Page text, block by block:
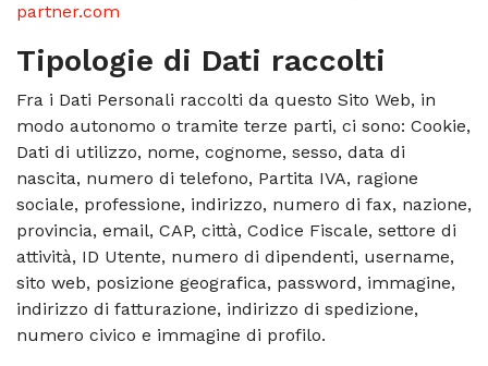
partner.com
Tipologie di Dati raccolti
Fra i Dati Personali raccolti da questo Sito Web, in
modo autonomo o tramite terze parti, ci sono: Cookie,
Dati di utilizzo, nome, cognome, sesso, data di
nascita, numero di telefono, Partita IVA, ragione
sociale, professione, indirizzo, numero di fax, nazione,
provincia, email, CAP, città, Codice Fiscale, settore di
attività, ID Utente, numero di dipendenti, username,
sito web, posizione geografica, password, immagine,
indirizzo di fatturazione, indirizzo di spedizione,
numero civico e immagine di profilo.